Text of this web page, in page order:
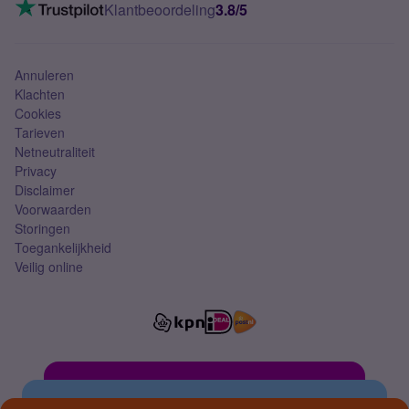
Mobiel abonnement
Klantbeoordeling3.8/5
Annuleren
Klachten
Cookies
Tarieven
Netneutraliteit
Privacy
Disclaimer
Voorwaarden
Storingen
Toegankelijkheid
Veilig online